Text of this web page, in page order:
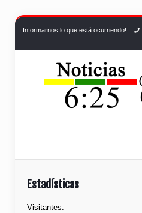
Informarnos lo que está ocurriendo!
Estadísticas
Visitantes: